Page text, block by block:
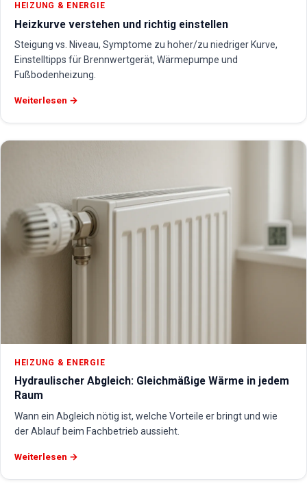
HEIZUNG & ENERGIE
Heizkurve verstehen und richtig einstellen
Steigung vs. Niveau, Symptome zu hoher/zu niedriger Kurve,
Einstelltipps für Brennwertgerät, Wärmepumpe und
Fußbodenheizung.
Weiterlesen →
HEIZUNG & ENERGIE
Hydraulischer Abgleich: Gleichmäßige Wärme in jedem
Raum
Wann ein Abgleich nötig ist, welche Vorteile er bringt und wie
der Ablauf beim Fachbetrieb aussieht.
Weiterlesen →